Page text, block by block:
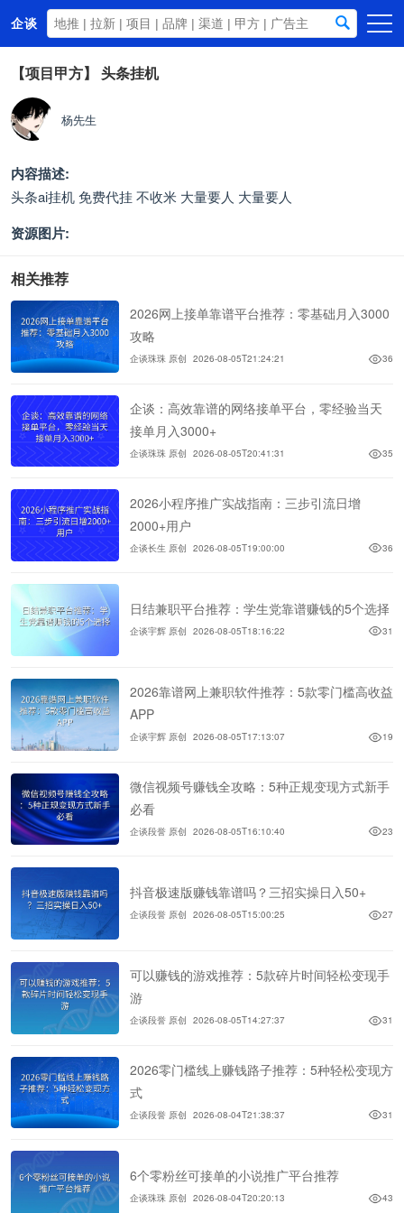
企谈
首页
商务资源
资讯动态
关于我们
【项目甲方】 头条挂机
杨先生
内容描述:
头条ai挂机 免费代挂 不收米 大量要人 大量要人
资源图片:
相关推荐
2026网上接单靠谱平台推荐：零基础月入3000
攻略
企谈珠珠 原创 2026-08-05T21:24:21 36
企谈：高效靠谱的网络接单平台，零经验当天
接单月入3000+
企谈珠珠 原创 2026-08-05T20:41:31 35
2026小程序推广实战指南：三步引流日增
2000+用户
企谈长生 原创 2026-08-05T19:00:00 36
日结兼职平台推荐：学生党靠谱赚钱的5个选择
企谈宇辉 原创 2026-08-05T18:16:22 31
2026靠谱网上兼职软件推荐：5款零门槛高收益
APP
企谈宇辉 原创 2026-08-05T17:13:07 19
微信视频号赚钱全攻略：5种正规变现方式新手
必看
企谈段誉 原创 2026-08-05T16:10:40 23
抖音极速版赚钱靠谱吗？三招实操日入50+
企谈段誉 原创 2026-08-05T15:00:25 27
可以赚钱的游戏推荐：5款碎片时间轻松变现手
游
企谈段誉 原创 2026-08-05T14:27:37 31
2026零门槛线上赚钱路子推荐：5种轻松变现方
式
企谈段誉 原创 2026-08-04T21:38:37 31
6个零粉丝可接单的小说推广平台推荐
企谈珠珠 原创 2026-08-04T20:20:13 43